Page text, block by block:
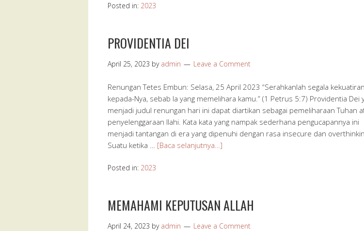
Posted in: 2023
PROVIDENTIA DEI
April 25, 2023 by admin Leave a Comment
Renungan Tetes Embun: Selasa, 25 April 2023 “Serahkanlah segala
kepada-Nya, sebab Ia yang memelihara kamu.” (1 Petrus 5:7) Providentia Dei
menjadi judul renungan hari ini dapat diartikan sebagai pemeliharaan Tuhan
penyelenggaraan Ilahi. Kata kata yang nampak sederhana pengucapannya ini
menjadi tantangan di era yang dipenuhi dengan rasa insecure dan
Suatu ketika … [Baca selanjutnya…]
Posted in: 2023
MEMAHAMI KEPUTUSAN ALLAH
April 24, 2023 by admin Leave a Comment